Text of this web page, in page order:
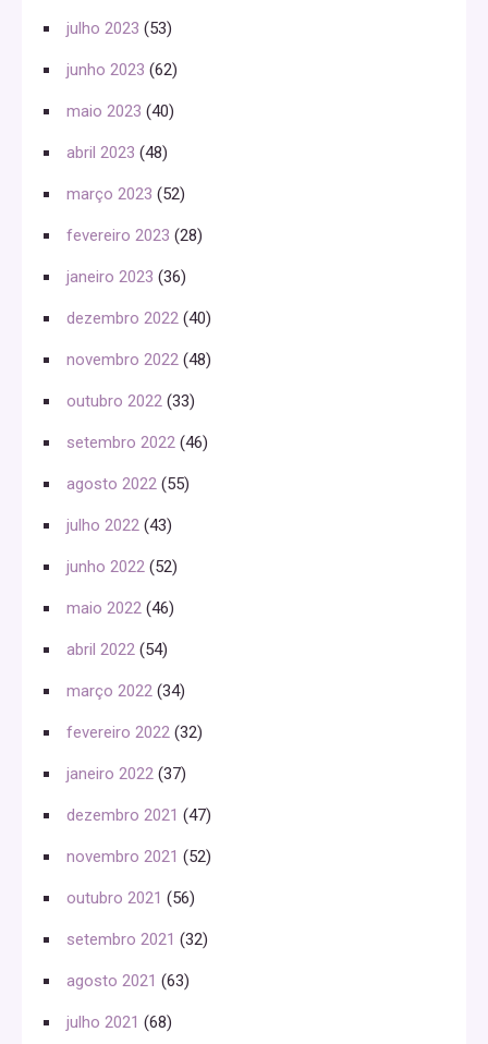
julho 2023 (53)
junho 2023 (62)
maio 2023 (40)
abril 2023 (48)
março 2023 (52)
fevereiro 2023 (28)
janeiro 2023 (36)
dezembro 2022 (40)
novembro 2022 (48)
outubro 2022 (33)
setembro 2022 (46)
agosto 2022 (55)
julho 2022 (43)
junho 2022 (52)
maio 2022 (46)
abril 2022 (54)
março 2022 (34)
fevereiro 2022 (32)
janeiro 2022 (37)
dezembro 2021 (47)
novembro 2021 (52)
outubro 2021 (56)
setembro 2021 (32)
agosto 2021 (63)
julho 2021 (68)